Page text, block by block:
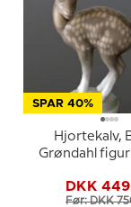
SPAR 40%
Hjortekalv,
Grøndahl figur
DKK
Før: DKK